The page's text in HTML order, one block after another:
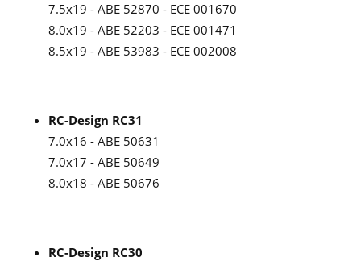
7.5x19 - ABE 52870 - ECE 001670
8.0x19 - ABE 52203 - ECE 001471
8.5x19 - ABE 53983 - ECE 002008
RC-Design RC31
7.0x16 - ABE 50631
7.0x17 - ABE 50649
8.0x18 - ABE 50676
RC-Design RC30